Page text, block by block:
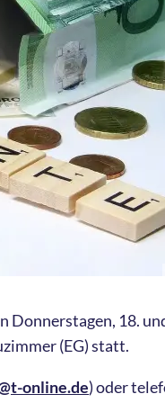
Donnerstagen, 18.
(EG) statt.
online.de) oder